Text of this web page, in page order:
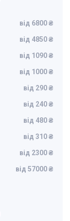
від 6800 ₴
від 4850 ₴
від 1090 ₴
від 1000 ₴
від 290 ₴
від 240 ₴
від 480 ₴
від 310 ₴
від 2300 ₴
від 57000 ₴